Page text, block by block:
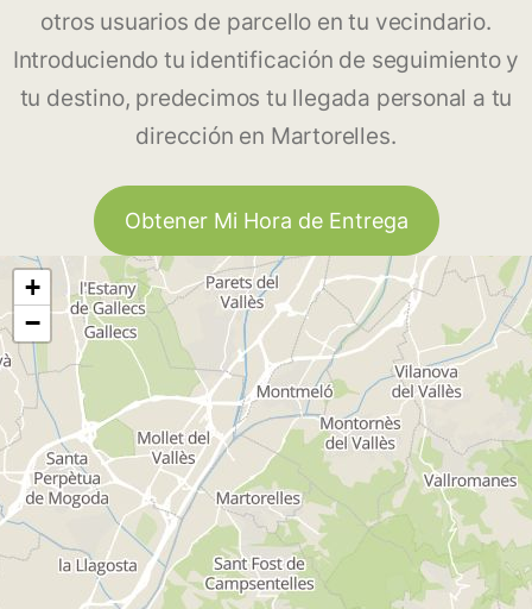
otros usuarios de parcello en tu vecindario.
Introduciendo tu identificación de seguimiento y
tu destino, predecimos tu llegada personal a tu
dirección en Martorelles.
Obtener Mi Hora de Entrega
+
−